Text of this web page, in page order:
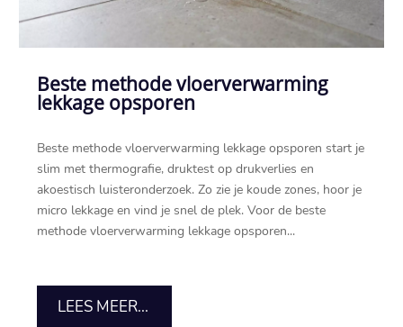
Beste methode vloerverwarming
lekkage opsporen
Beste methode vloerverwarming lekkage opsporen start je
slim met thermografie, druktest op drukverlies en
akoestisch luisteronderzoek.​ Zo zie je koude zones, hoor je
micro lekkage en vind je snel de plek.​ Voor de beste
methode vloerverwarming lekkage opsporen...
LEES MEER...